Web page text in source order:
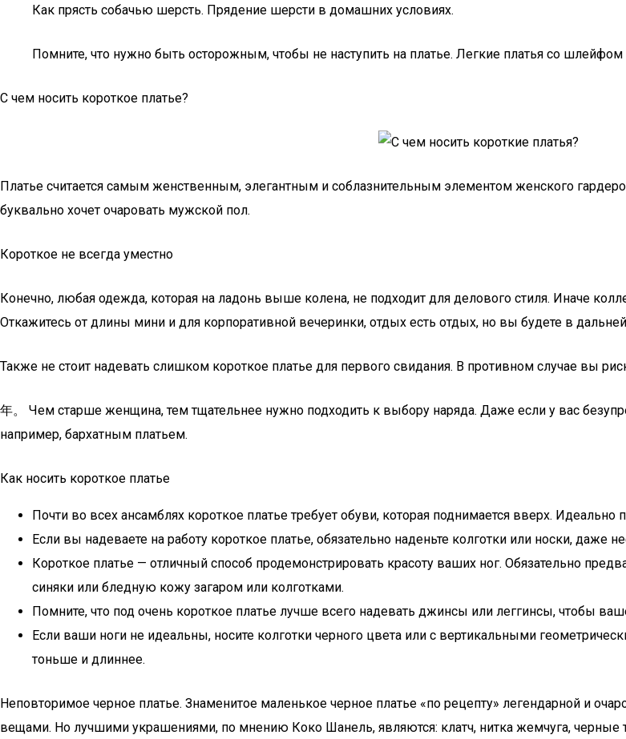
Как прясть собачью шерсть. Прядение шерсти в домашних условиях.
Помните, что нужно быть осторожным, чтобы не наступить на платье. Легкие платья со
С чем носить короткое платье?
Платье считается самым женственным, элегантным и соблазнительным элементом женского
буквально хочет очаровать мужской пол.
Короткое не всегда уместно
Конечно, любая одежда, которая на ладонь выше колена, не подходит для делового стиля. Иначе
Откажитесь от длины мини и для корпоративной вечеринки, отдых есть отдых, но вы будете в
Также не стоит надевать слишком короткое платье для первого свидания. В противном случае вы
年。 Чем старше женщина, тем тщательнее нужно подходить к выбору наряда. Даже если у вас
например, бархатным платьем.
Как носить короткое платье
Почти во всех ансамблях короткое платье требует обуви, которая поднимается вверх. Идеально
Если вы надеваете на работу короткое платье, обязательно наденьте колготки или носки, даже
Короткое платье — отличный способ продемонстрировать красоту ваших ног. Обязательно
синяки или бледную кожу загаром или колготками.
Помните, что под очень короткое платье лучше всего надевать джинсы или леггинсы, чтобы
Если ваши ноги не идеальны, носите колготки черного цвета или с вертикальными
тоньше и длиннее.
Неповторимое черное платье. Знаменитое маленькое черное платье «по рецепту» легендарной и
вещами. Но лучшими украшениями, по мнению Коко Шанель, являются: клатч, нитка жемчуга, черные